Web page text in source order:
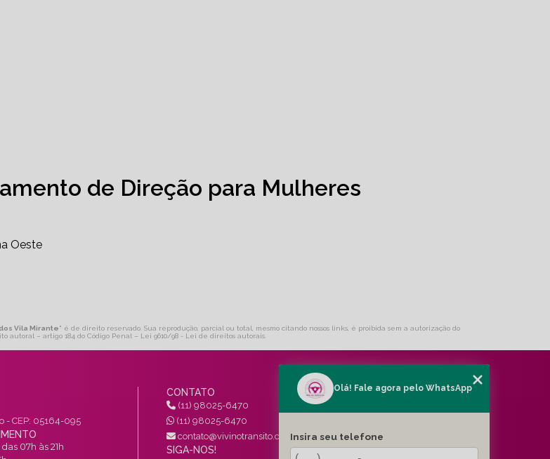
de Direção para Mulheres
Oeste
Vila Mirante" é de direito reservado. Sua reprodução, parcial ou total, mesmo citando nossos links, é proibida sem a autorização do
autoral – artigo 184 do Código Penal – Lei 9610/98 - Lei de direitos autorais.
- CEP: 05164-095
07h às 21h
CONTATO
(11) 98025-6470
(11) 98025-6470
contato@vivinotransito.com.br
SIGA-NOS!
MENU
SERVIÇOS
Olá! Fale agora pelo WhatsApp
Insira seu telefone